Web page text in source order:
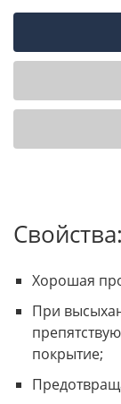
Свойства:
Хорошая
При
покрытие;